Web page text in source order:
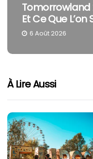
Tomorrowland
Et Ce Que L’on
6 Août 2026
À Lire Aussi